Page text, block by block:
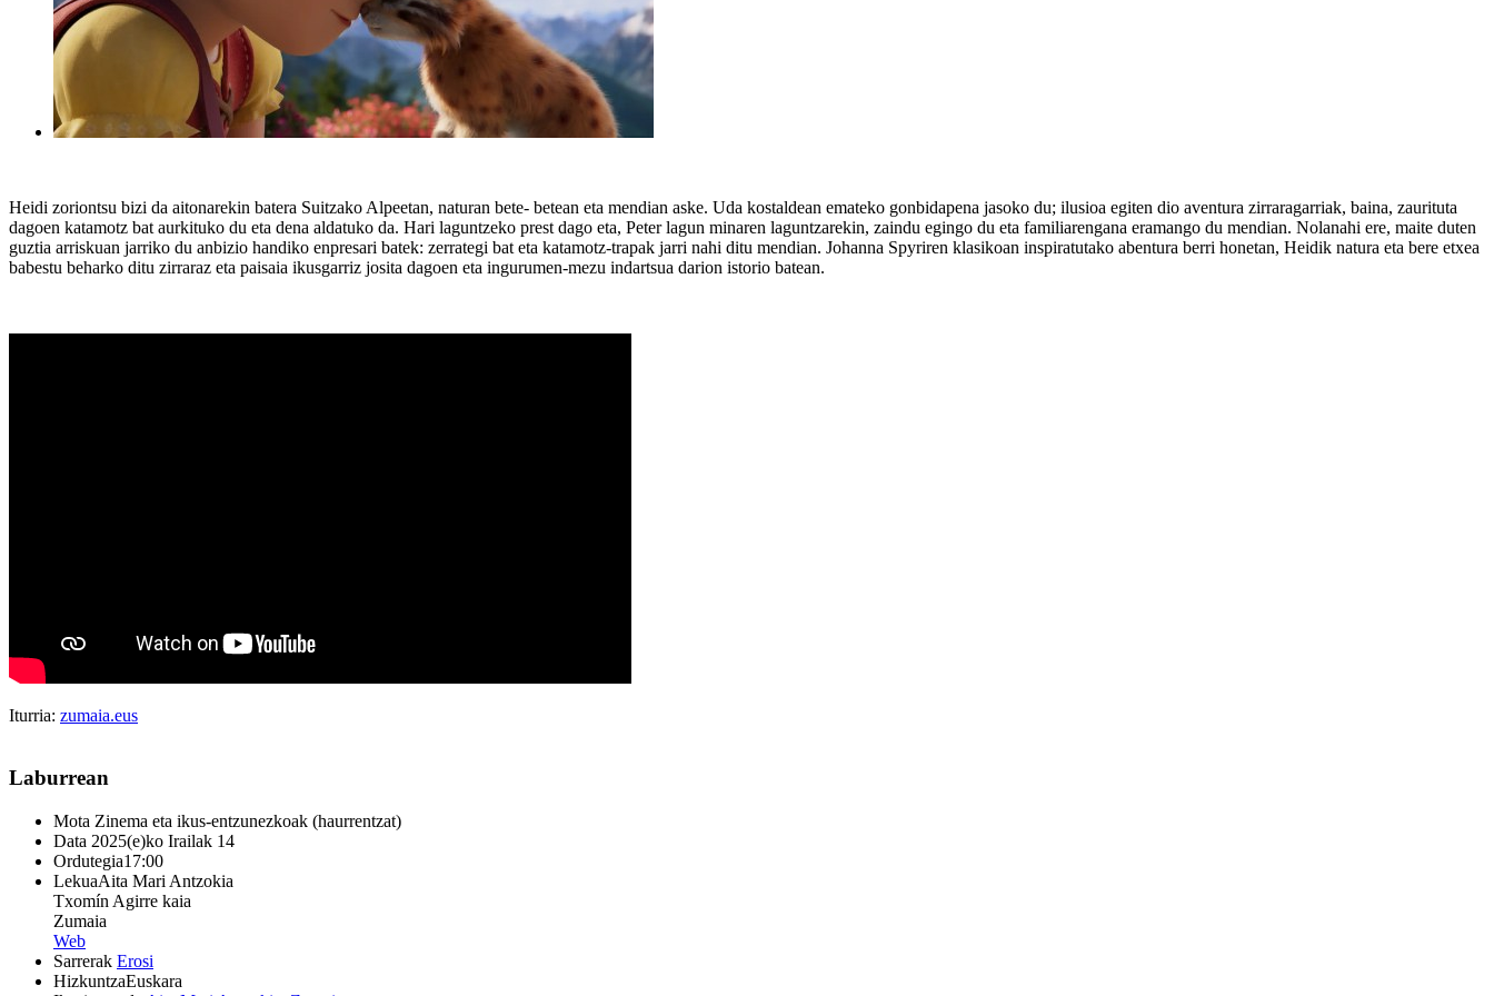
Heidi zoriontsu bizi da aitonarekin batera Suitzako Alpeetan, naturan bete- betean eta mendian aske. Uda kostaldean emateko gonbidapena jasoko du; ilusioa egiten dio aventura zirraragarriak, baina, zaurituta
dagoen katamotz bat aurkituko du eta dena aldatuko da. Hari laguntzeko prest dago eta, Peter lagun minaren laguntzarekin, zaindu egingo du eta familiarengana eramango du mendian. Nolanahi ere, maite duten
guztia arriskuan jarriko du anbizio handiko enpresari batek: zerrategi bat eta katamotz-trapak jarri nahi ditu mendian. Johanna Spyriren klasikoan inspiratutako abentura berri honetan, Heidik natura eta bere etxea
babestu beharko ditu zirraraz eta paisaia ikusgarriz josita dagoen eta ingurumen-mezu indartsua darion istorio batean.
Iturria: zumaia.eus
Laburrean
Mota Zinema eta ikus-entzunezkoak (haurrentzat)
Data 2025(e)ko Irailak 14
Ordutegia17:00
LekuaAita Mari Antzokia
Txomín Agirre kaia
Zumaia
Web
Sarrerak Erosi
HizkuntzaEuskara